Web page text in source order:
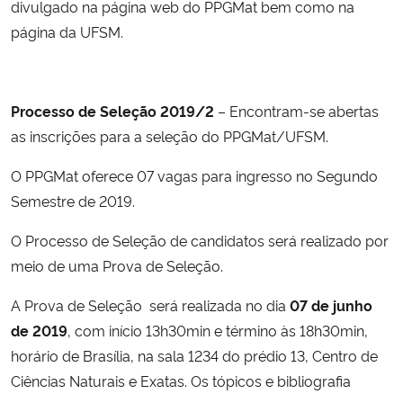
Ministério do Meio Ambiente
Ministério do Desenvolvimento Regional
Ministério da Mulher, da Família e dos Direitos Humanos
Secretaria de Governo
Gabinete de Segurança Institucional
divulgado na página web do PPGMat bem como na
página da UFSM.
Processo de Seleção 2019/2 – Encontram-se abertas
as inscrições para a seleção do PPGMat/UFSM.
O PPGMat oferece 07 vagas para ingresso no Segundo
Semestre de 2019.
O Processo de Seleção de candidatos será realizado por
meio de uma Prova de Seleção.
A Prova de Seleção será realizada no dia 07 de junho
de 2019, com início 13h30min e término às 18h30min,
horário de Brasília, na sala 1234 do prédio 13, Centro de
Ciências Naturais e Exatas. Os tópicos e bibliografia